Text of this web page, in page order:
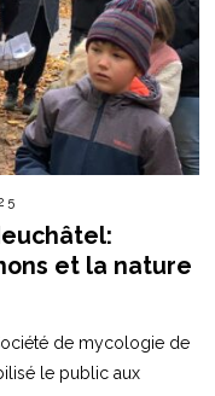
et la nature
de mycologie de
le public aux